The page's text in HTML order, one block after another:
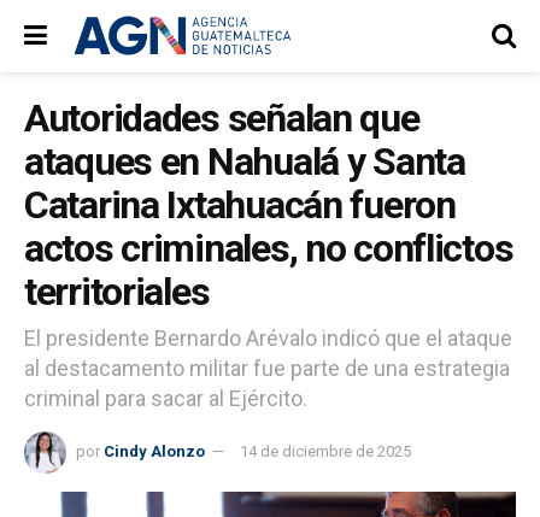
Autoridades señalan que
ataques en Nahualá y Santa
Catarina Ixtahuacán fueron
actos criminales, no conflictos
territoriales
El presidente Bernardo Arévalo indicó que el ataque
al destacamento militar fue parte de una estrategia
criminal para sacar al Ejército.
por Cindy Alonzo 14 de diciembre de 2025